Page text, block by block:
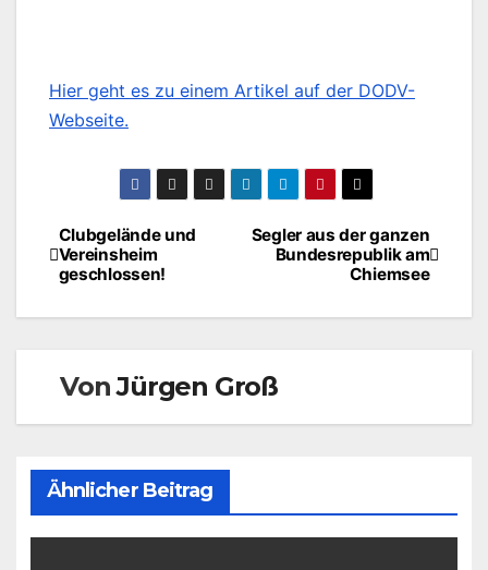
Hier geht es zu einem Artikel auf der DODV-
Webseite.
Beitragsnavigation
Segler aus der ganzen
Bundesrepublik am
Chiemsee
Clubgelände und
Vereinsheim
geschlossen!
VonJürgen Groß
Ähnlicher Beitrag